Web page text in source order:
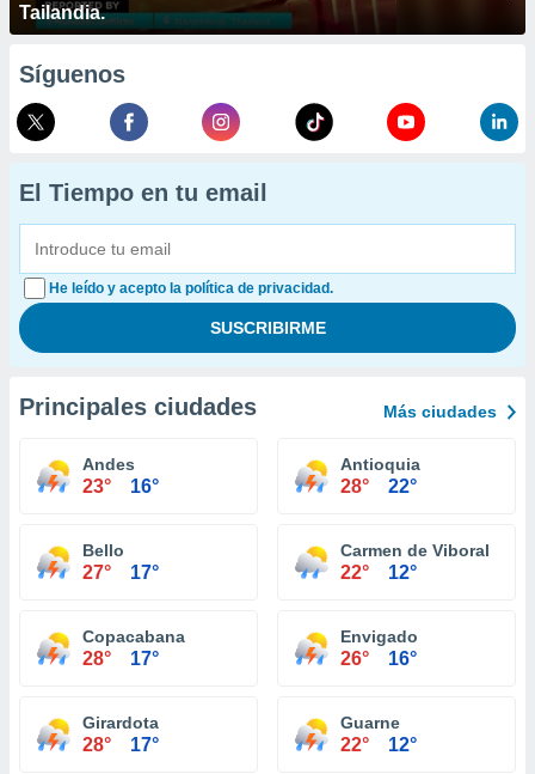
Tailandia.
Síguenos
El Tiempo en tu email
He leído y acepto la política de privacidad.
Principales ciudades Más ciudades
Andes
23° 16°
Antioquia
28° 22°
Bello
27° 17°
Carmen de Viboral
22° 12°
Copacabana
28° 17°
Envigado
26° 16°
Girardota
28° 17°
Guarne
22° 12°